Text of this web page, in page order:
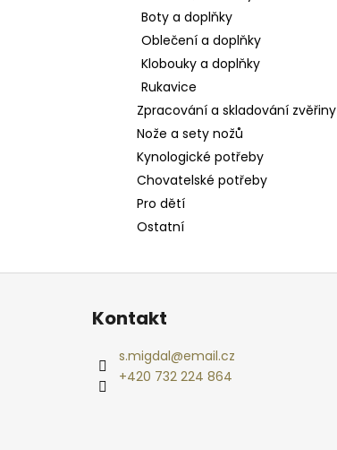
Boty a doplňky
Oblečení a doplňky
Klobouky a doplňky
Rukavice
Zpracování a skladování zvěřiny
Nože a sety nožů
Kynologické potřeby
Chovatelské potřeby
Pro dětí
Ostatní
Z
Kontakt
s.migdal@email.cz
+420 732 224 864